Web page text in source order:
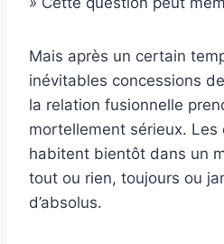
Mais après un certain
inévitables concessions
la relation fusionnelle
mortellement sérieux. Les
habitent bientôt dans un
tout ou rien, toujours ou
d’absolus.